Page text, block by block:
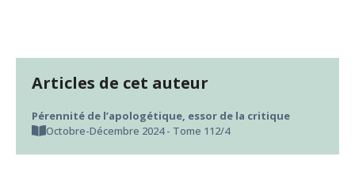
Articles de cet auteur
Pérennité de l’apologétique, essor de la critique
Octobre-Décembre 2024 - Tome 112/4